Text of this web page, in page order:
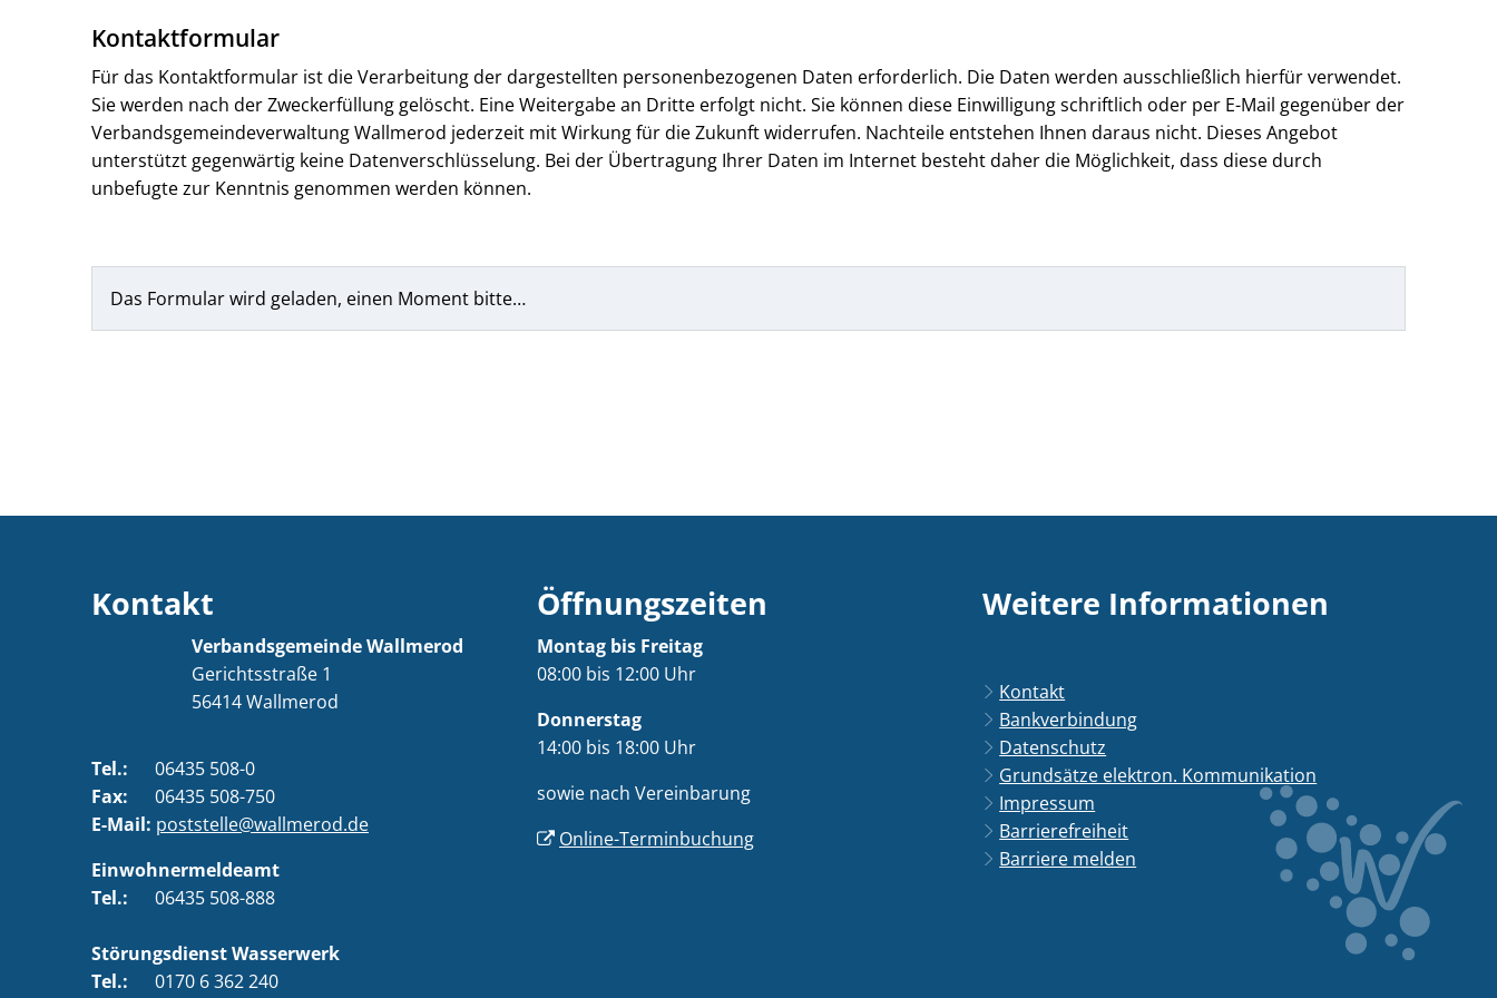
Kontaktformular
Für das Kontaktformular ist die Verarbeitung der dargestellten personenbezogenen Daten erforderlich. Die Daten werden ausschließlich hierfür verwendet.
Sie werden nach der Zweckerfüllung gelöscht. Eine Weitergabe an Dritte erfolgt nicht. Sie können diese Einwilligung schriftlich oder per E-Mail gegenüber der
Verbandsgemeindeverwaltung Wallmerod jederzeit mit Wirkung für die Zukunft widerrufen. Nachteile entstehen Ihnen daraus nicht. Dieses Angebot
unterstützt gegenwärtig keine Datenverschlüsselung. Bei der Übertragung Ihrer Daten im Internet besteht daher die Möglichkeit, dass diese durch
unbefugte zur Kenntnis genommen werden können.
Das Formular wird geladen, einen Moment bitte…
Kontakt
Verbandsgemeinde Wallmerod
Gerichtsstraße 1
56414Wallmerod
Tel.:
06435 508-0
Fax: 06435 508-750
E-Mail: poststelle@wallmerod.de
Einwohnermeldeamt
Tel.: 06435 508-888
Störungsdienst Wasserwerk
Tel.: 0170 6 362 240
Öffnungszeiten
Montag bis Freitag
08:00 bis 12:00 Uhr
Donnerstag
14:00 bis 18:00 Uhr
sowie nach Vereinbarung
Online-Terminbuchung
Weitere Informationen
Kontakt
Bankverbindung
Datenschutz
Grundsätze elektron. Kommunikation
Impressum
Barrierefreiheit
Barriere melden